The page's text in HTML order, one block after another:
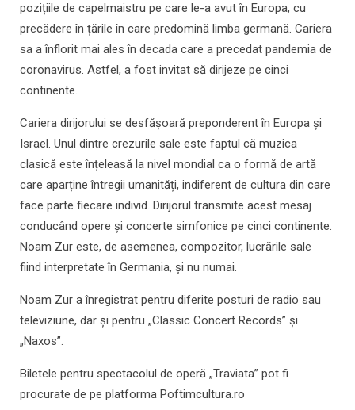
pozițiile de capelmaistru pe care le-a avut în Europa, cu
precădere în țările în care predomină limba germană. Cariera
sa a înflorit mai ales în decada care a precedat pandemia de
coronavirus. Astfel, a fost invitat să dirijeze pe cinci
continente.
Cariera dirijorului se desfășoară preponderent în Europa și
Israel. Unul dintre crezurile sale este faptul că muzica
clasică este înțeleasă la nivel mondial ca o formă de artă
care aparține întregii umanități, indiferent de cultura din care
face parte fiecare individ. Dirijorul transmite acest mesaj
conducând opere și concerte simfonice pe cinci continente.
Noam Zur este, de asemenea, compozitor, lucrările sale
fiind interpretate în Germania, și nu numai.
Noam Zur a înregistrat pentru diferite posturi de radio sau
televiziune, dar și pentru „Classic Concert Records” și
„Naxos”.
Biletele pentru spectacolul de operă „Traviata” pot fi
procurate de pe platforma Poftimcultura.ro